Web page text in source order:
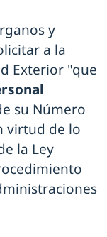
y
a la
Exterior "que
su Número
virtud de lo
la Ley